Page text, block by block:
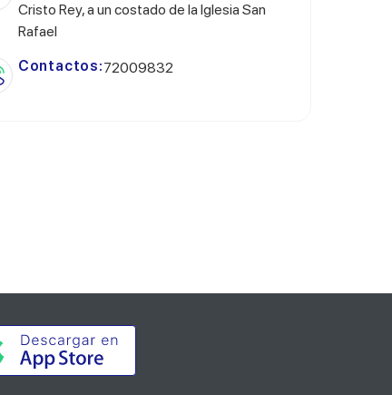
Cristo Rey, a un costado de la Iglesia San
Rafael
Contactos:72009832